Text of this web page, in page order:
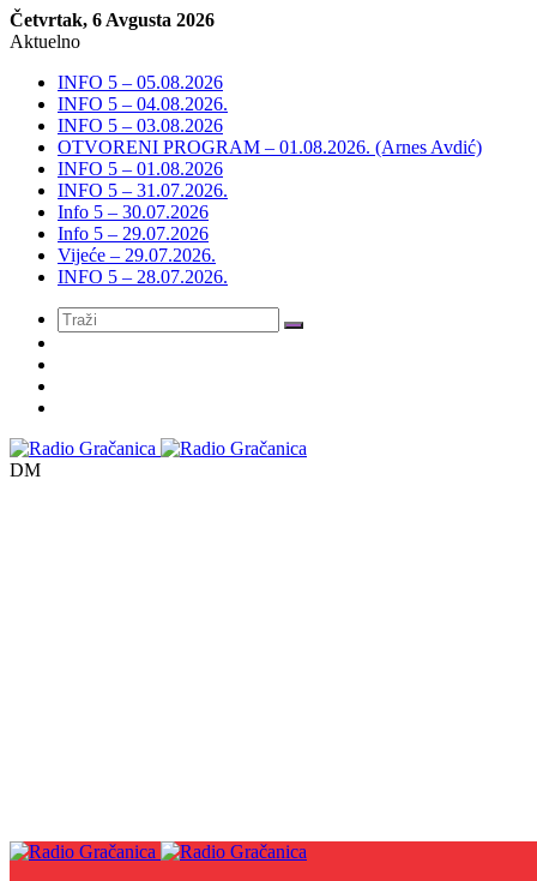
Četvrtak, 6 Avgusta 2026
Aktuelno
INFO 5 – 05.08.2026
INFO 5 – 04.08.2026.
INFO 5 – 03.08.2026
OTVORENI PROGRAM – 01.08.2026. (Arnes Avdić)
INFO 5 – 01.08.2026
INFO 5 – 31.07.2026.
Info 5 – 30.07.2026
Info 5 – 29.07.2026
Vijeće – 29.07.2026.
INFO 5 – 28.07.2026.
Meni
DM